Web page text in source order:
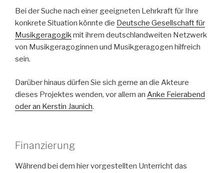
Bei der Suche nach einer geeigneten Lehrkraft für Ihre
konkrete Situation könnte die Deutsche Gesellschaft für
Musikgeragogikmit ihrem deutschlandweiten Netzwerk
von Musikgeragoginnen und Musikgeragogen hilfreich
sein.
Darüber hinaus dürfen Sie sich gerne an die Akteure
dieses Projektes wenden, vor allem an Anke Feierabend
oder an Kerstin Jaunich.
Finanzierung
Während bei dem hier vorgestellten Unterricht das